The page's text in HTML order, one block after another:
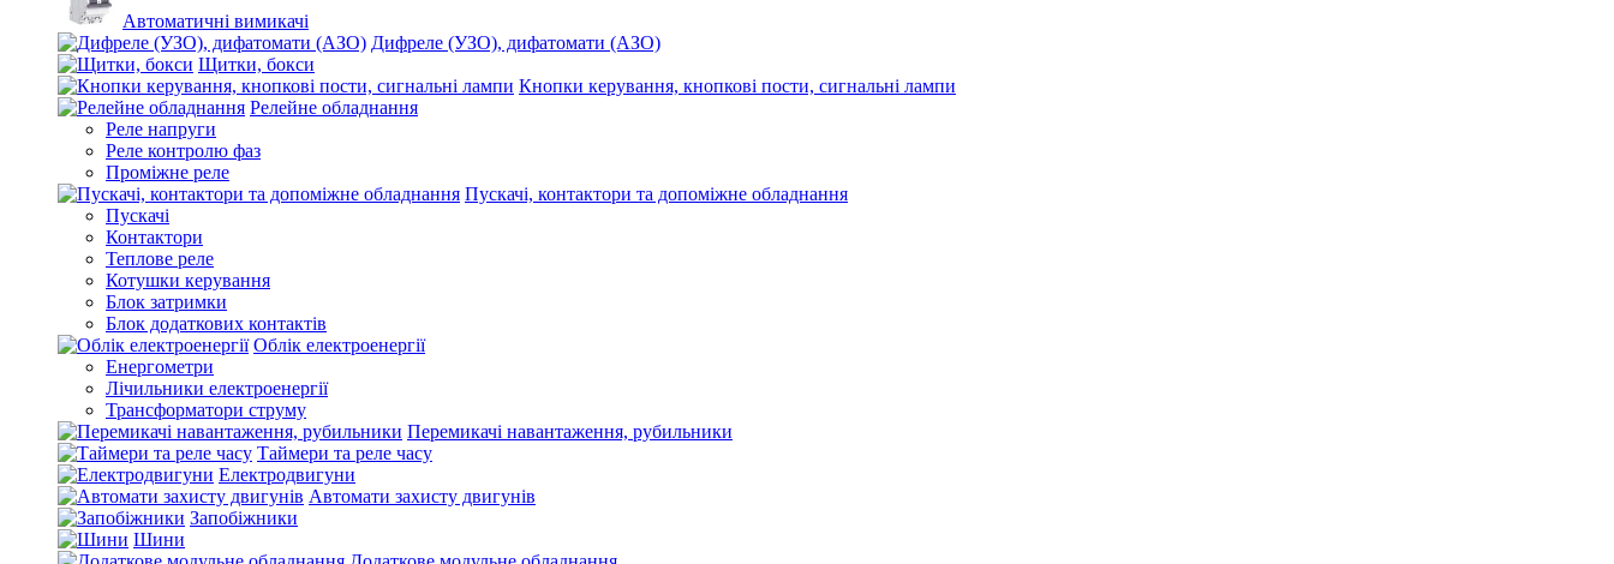
Автоматичні вимикачі
Дифреле (УЗО), дифатомати (АЗО)
Щитки, бокси
Кнопки керування, кнопкові пости, сигнальні лампи
Релейне обладнання
Реле напруги
Реле контролю фаз
Проміжне реле
Пускачі, контактори та допоміжне обладнання
Пускачі
Контактори
Теплове реле
Котушки керування
Блок затримки
Блок додаткових контактів
Облік електроенергії
Енергометри
Лічильники електроенергії
Трансформатори струму
Перемикачі навантаження, рубильники
Таймери та реле часу
Електродвигуни
Автомати захисту двигунів
Запобіжники
Шини